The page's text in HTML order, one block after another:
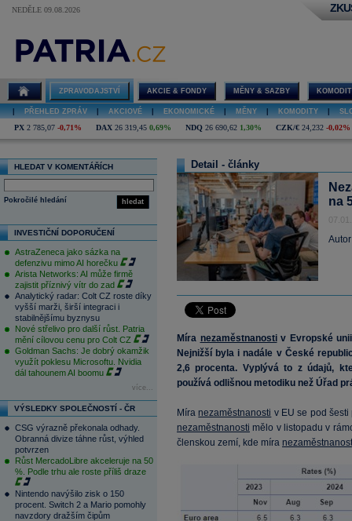
NEDĚLE 09.08.2026
ZPRAVODAJSTVÍ AKCIE & FONDY MĚNY & SAZBY
PŘEHLED ZPRÁV AKCIOVÉ EKONOMICKÉ MĚNY KOMODITY
PX 2 785,07 -0,71% DAX 26 319,45 0,69% NDQ 26 690,62 1,30% CZK/€ 24,232 -0,02%
HLEDAT V KOMENTÁŘÍCH
hledat
Pokročilé hledání
INVESTIČNÍ DOPORUČENÍ
AstraZeneca jako sázka na
defenzivu mimo AI horečku
Arista Networks: AI může firmě
zajistit příznivý vítr do zad
Analytický radar: Colt CZ roste díky
vyšší marži, širší integraci i
stabilnějšímu byznysu
Nové střelivo pro další růst. Patria
mění cílovou cenu pro Colt CZ
Goldman Sachs: Je dobrý okamžik
využít poklesu Microsoftu. Nvidia
dál tahounem AI boomu
více...
VÝSLEDKY SPOLEČNOSTÍ - ČR
CSG výrazně překonala odhady.
Obranná divize táhne růst, výhled
potvrzen
Růst MercadoLibre akceleruje na 50
%. Podle trhu ale roste příliš draze
Nintendo navýšilo zisk o 150
procent. Switch 2 a Mario pomohly
navzdory dražším čipům
Detail - články
na
Míra nezaměstnanostiv Evropské unii
Nejnižší byla i nadále v České
2,6 procenta. Vyplývá to z údajů,
používá odlišnou metodiku než Úřad
Míranezaměstnanosti v EU se pod
nezaměstnanosti mělo v listopadu v
členskou zemí, kde míra